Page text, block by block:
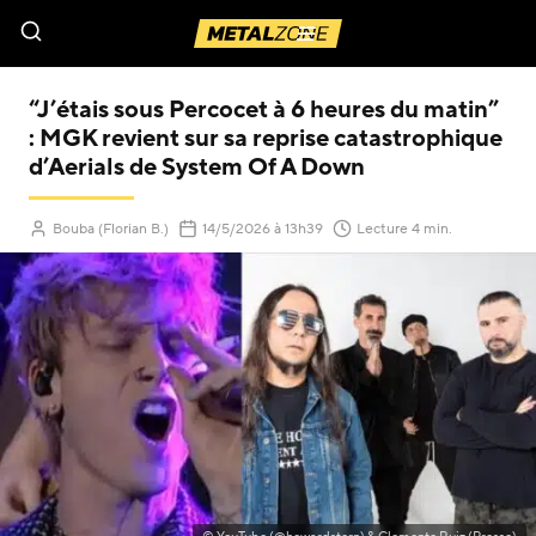
Menu
“J’étais sous Percocet à 6 heures du matin”
: MGK revient sur sa reprise catastrophique
d’Aerials de System Of A Down
Bouba (Florian B.) 14/5/2026(Mis à jour le)
à 13h39 Lecture 4 min.